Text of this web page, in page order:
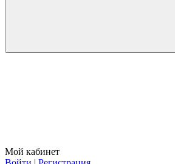
Мой кабинет